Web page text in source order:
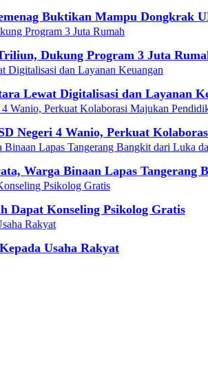
Buktikan Mampu Dongkrak
Dukung Program 3 Juta
Lewat Digitalisasi dan Layanan
Negeri 4 Wanio, Perkuat
Warga Binaan Lapas Tangerang
Dapat Konseling Psikolog Gratis
Usaha Rakyat